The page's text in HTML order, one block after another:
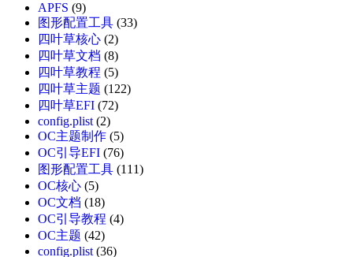
APFS (9)
图形配置工具 (33)
四叶草核心 (2)
四叶草文档 (8)
四叶草教程 (5)
四叶草主题 (122)
四叶草EFI (72)
config.plist(2)
OC主题制作 (5)
OC引导EFI (76)
图形配置工具 (111)
OC核心 (5)
OC文档 (18)
OC引导教程 (4)
OC主题 (42)
config.plist(36)